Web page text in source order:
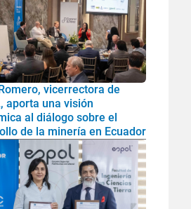
vicerrectora de
aporta una visión
al diálogo sobre el
de la minería en Ecuador